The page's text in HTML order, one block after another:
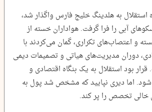
استقلال به هلدینگ خلیج فارس واگذار شد،
آبی را فرا گرفت. هواداران خسته از
و اعتصاب‌های تکراری، گمان می‌کردند با
دوران مدیریت‌های هیاتی و تصمیمات دیمی
بود استقلال به یک بنگاه اقتصادی و
اما دیری نپایید که مشخص شد پول به
خالی تخصص را پر کند.